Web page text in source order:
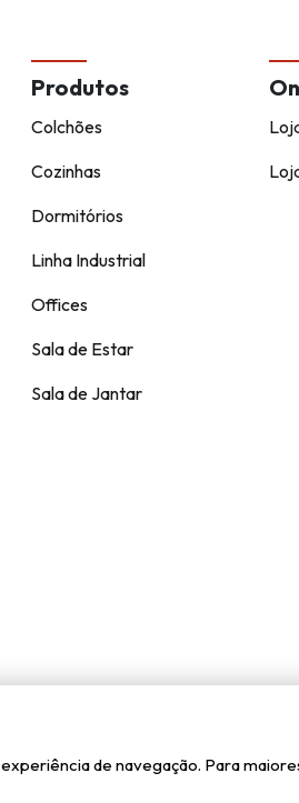
Produtos
Colchões
Cozinhas
Dormitórios
Linha Industrial
Offices
Sala de Estar
Sala de Jantar
Desenvolvido por
Axysweb
de navegação. Para